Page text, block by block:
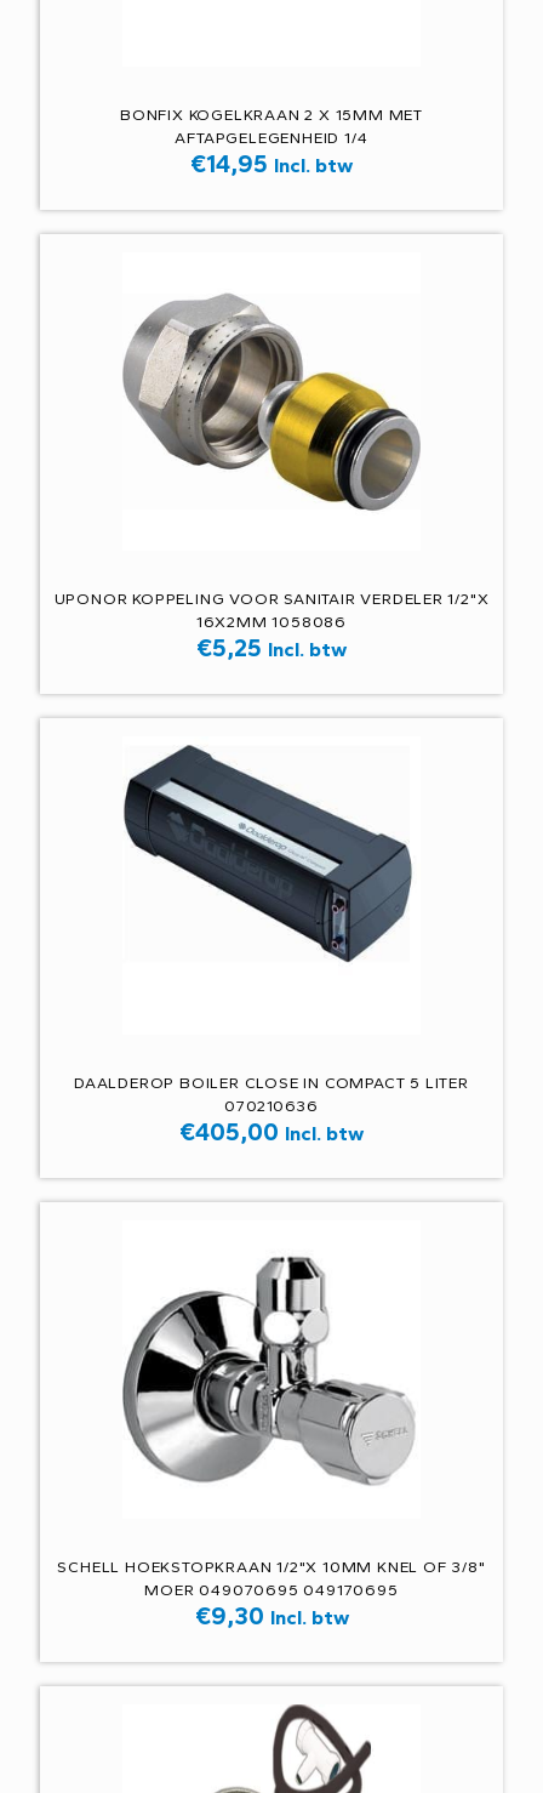
BONFIX KOGELKRAAN 2 X 15MM MET
AFTAPGELEGENHEID 1/4
€14,95 Incl. btw
UPONOR KOPPELING VOOR SANITAIR VERDELER 1/2"X
16X2MM 1058086
€5,25 Incl. btw
DAALDEROP BOILER CLOSE IN COMPACT 5 LITER
070210636
€405,00 Incl. btw
SCHELL HOEKSTOPKRAAN 1/2"X 10MM KNEL OF 3/8"
MOER 049070695 049170695
€9,30 Incl. btw